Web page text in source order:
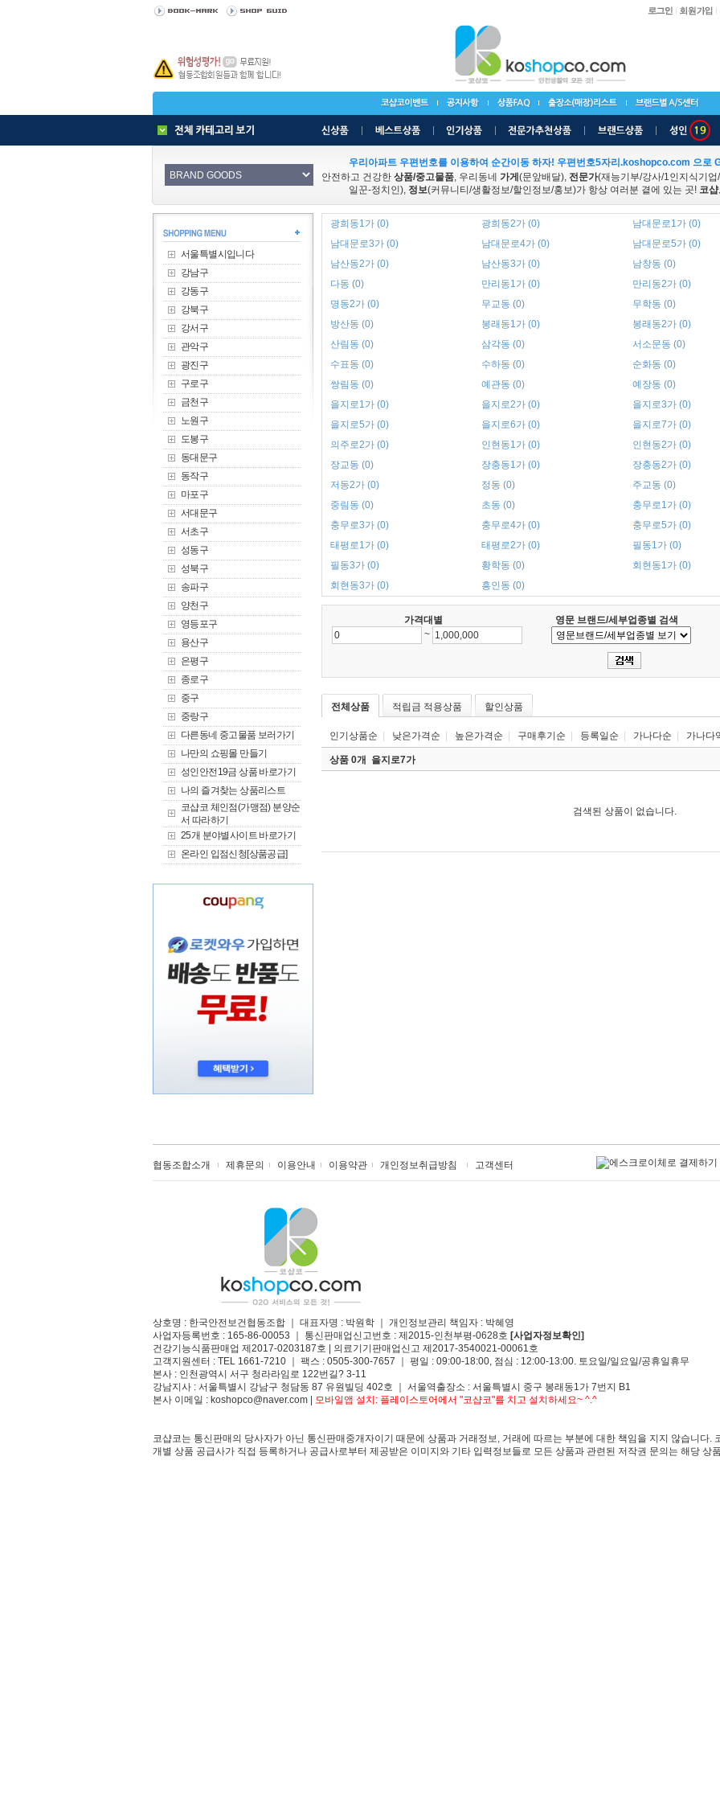
우리아파트 우편번호를 이용하여 순간이동 하자! 우편번호5자리.koshopco.com 으로
안전하고 건강한 상품/중고물품, 우리동네 가게 (문앞배달), 전문가(재능기부/강사/1인지식기업
일꾼-정치인), 정보(커뮤니티/생활정보/할인정보/홍보)가 항상 여러분 곁에 있는 곳! 코
서울특별시입니다
강남구
강동구
강북구
강서구
관악구
광진구
구로구
금천구
노원구
도봉구
동대문구
동작구
마포구
서대문구
서초구
성동구
성북구
송파구
양천구
영등포구
용산구
은평구
종로구
중구
중랑구
다른동네 중고물품 보러가기
나만의 쇼핑몰 만들기
성인안전19금 상품 바로가기
나의 즐겨찾는 상품리스트
코샵코 체인점(가맹점) 분양순
서 따라하기
25개 분야별사이트 바로가기
온라인 입점신청[상품공급]
광희동1가 (0) 광희동2가 (0)
남대문로1가 (0)
남대문로3가 (0)
남대문로4가 (0)
남대문로5가 (0)
남산동2가 (0)
남산동3가 (0)
남창동 (0)
다동 (0)
만리동1가 (0)
만리동2가 (0)
명동2가 (0)
무교동 (0)
무학동 (0)
방산동 (0)
봉래동1가 (0)
봉래동2가 (0)
산림동 (0)
삼각동 (0)
서소문동 (0)
수표동 (0)
수하동 (0)
순화동 (0)
쌍림동 (0)
예관동 (0)
예장동 (0)
을지로1가 (0)
을지로2가 (0)
을지로3가 (0)
을지로5가 (0)
을지로6가 (0)
을지로7가 (0)
의주로2가 (0)
인현동1가 (0)
인현동2가 (0)
장교동 (0)
장충동1가 (0)
장충동2가 (0)
저동2가 (0)
정동 (0)
주교동 (0)
중림동 (0)
초동 (0)
충무로1가 (0)
충무로3가 (0)
충무로4가 (0)
충무로5가 (0)
태평로1가 (0)
태평로2가 (0)
필동1가 (0)
필동3가 (0)
황학동 (0)
회현동1가 (0)
회현동3가 (0)
흥인동 (0)
가격대별
영문 브랜드/세부업종별 검색
~
전체상품 적립금 적용상품 할인상품
인기상품순 낮은가격순 높은가격순 구매후기순 등록일순 가나다순 가나다
상품 0개 을지로7가
검색된 상품이 없습니다.
협동조합소개 제휴문의 이용안내 이용약관 개인정보취급방침 고객센터
상호명 : 한국안전보건협동조합 ｜ 대표자명 : 박원학 ｜ 개인정보관리 책임자 : 박혜영
사업자등록번호 : 165-86-00053 ｜ 통신판매업신고번호 : 제2015-인천부평-0628호 [사업자정보확인]
건강기능식품판매업 제2017-0203187호 | 의료기기판매업신고 제2017-3540021-00061호
고객지원센터 : TEL 1661-7210 ｜ 팩스 : 0505-300-7657 ｜ 평일 : 09:00-18:00, 점심 : 12:00-13:00. 토요일/일요일/공휴일휴무
본사 : 인천광역시 서구 청라라임로 122번길? 3-11
강남지사 : 서울특별시 강남구 청담동 87 유원빌딩 402호 ｜ 서울역출장소 : 서울특별시 중구 봉래동1가 7번지 B1
본사 이메일 : koshopco@naver.com | 모바일앱 설치: 플레이스토어에서 "코샵코"를 치고 설치하세요~ ^.^
코샵코는 통신판매의 당사자가 아닌 통신판매중개자이기 때문에 상품과 거래정보, 거래에 따르는 부분에 대한 책임을 지지 않습니다.
개별 상품 공급사가 직접 등록하거나 공급사로부터 제공받은 이미지와 기타 입력정보들로 모든 상품과 관련된 저작권 문의는 해당 상